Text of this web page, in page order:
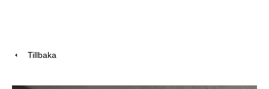
Tillbaka